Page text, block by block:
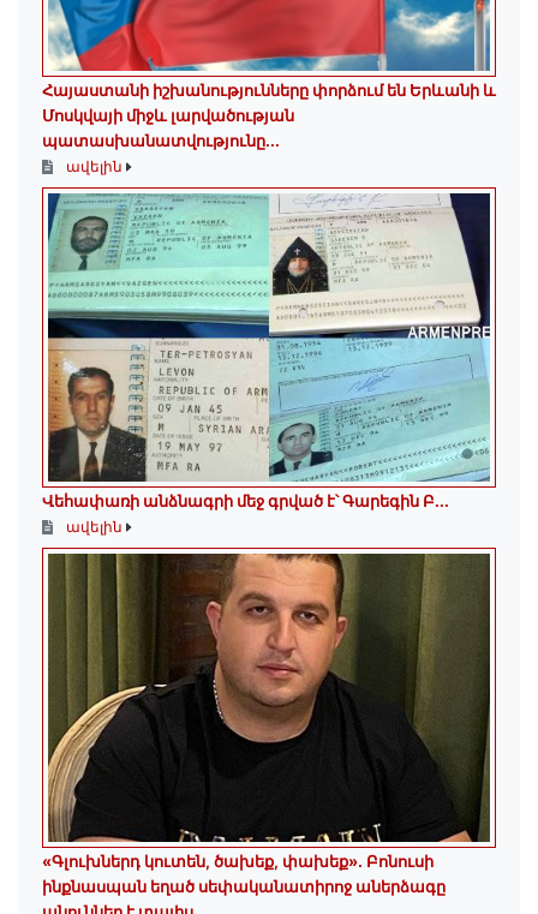
Հայաստանի իշխանությունները փորձում են Երևանի և
Մոսկվայի միջև լարվածության
պատասխանատվությունը...
ավելին
Վեհափառի անձնագրի մեջ գրված է՝ Գարեգին Բ...
ավելին
«Գլուխներդ կուտեն, ծախեք, փախեք»․ Բոնուսի
ինքնասպան եղած սեփականատիրոջ աներձագը